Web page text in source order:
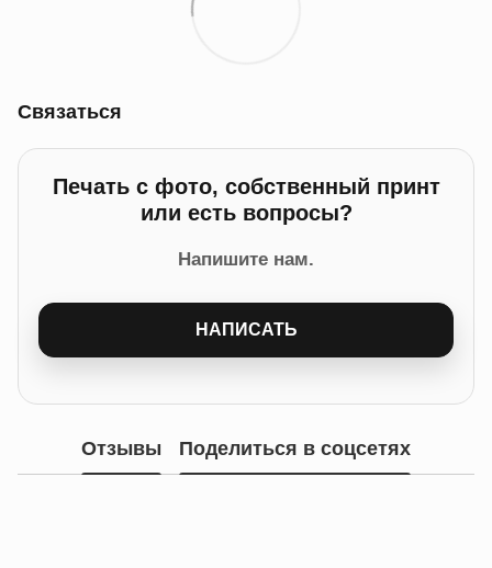
Связаться
Печать с фото, собственный принт
или есть вопросы?
Напишите нам.
НАПИСАТЬ
Отзывы Поделиться в соцсетях